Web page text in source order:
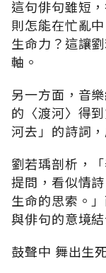
這句俳句雖短
則怎能在忙亂
生命力？這讓
軸。
另一方面，音
的〈渡河〉得
河去」的詩詞
劉若瑀剖析，
提問，看似情
生命的思索。
與俳句的意境結
鼓聲中 舞出生